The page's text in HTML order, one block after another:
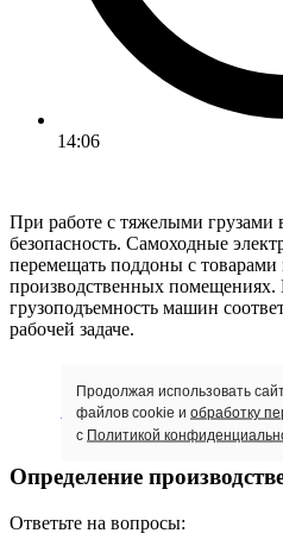
14:06
При работе с тяжелыми грузами
безопасность. Самоходные
перемещать поддоны с товарами
производственных
грузоподъемность машин
рабочей задаче.
КАБИНЫ ДЛЯ
Определение
Ответьте на вопросы:
Продолжая использовать
файлов cookie и обработку
с Политикой